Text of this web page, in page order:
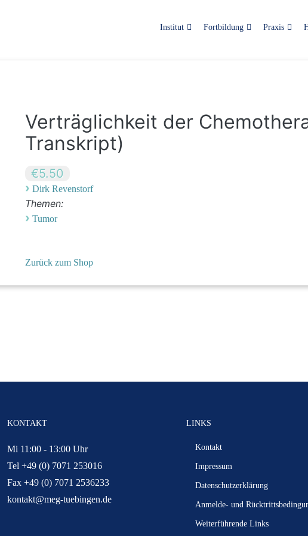
Institut Fortbildung Praxis
Verträglichkeit der
Transkript)
€5.50
› Dirk Revenstorf
Themen:
› Tumor
Zurück zum Shop
KONTAKT
Mi 11:00 - 13:00 Uhr
Tel +49 (0) 7071 253016
Fax +49 (0) 7071 2536233
kontakt@meg-tuebingen.de
LINKS
Kontakt
Impressum
Datenschutzerklärung
Anmelde- und
Weiterführende Links